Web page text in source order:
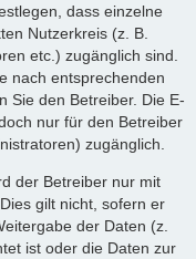
dass einzelne
Nutzerkreis (z. B.
etc.) zugänglich sind.
nach entsprechenden
Sie den Betreiber. Die E-
nur für den Betreiber
zugänglich.
der Betreiber nur mit
gilt nicht, sofern er
der Daten (z.
ist oder die Daten zur